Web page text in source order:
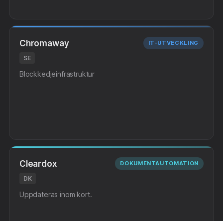
Chromaway
SE
IT-UTVECKLING
Blockkedjeinfrastruktur
Cleardox
DK
DOKUMENTAUTOMATION
Uppdateras inom kort.